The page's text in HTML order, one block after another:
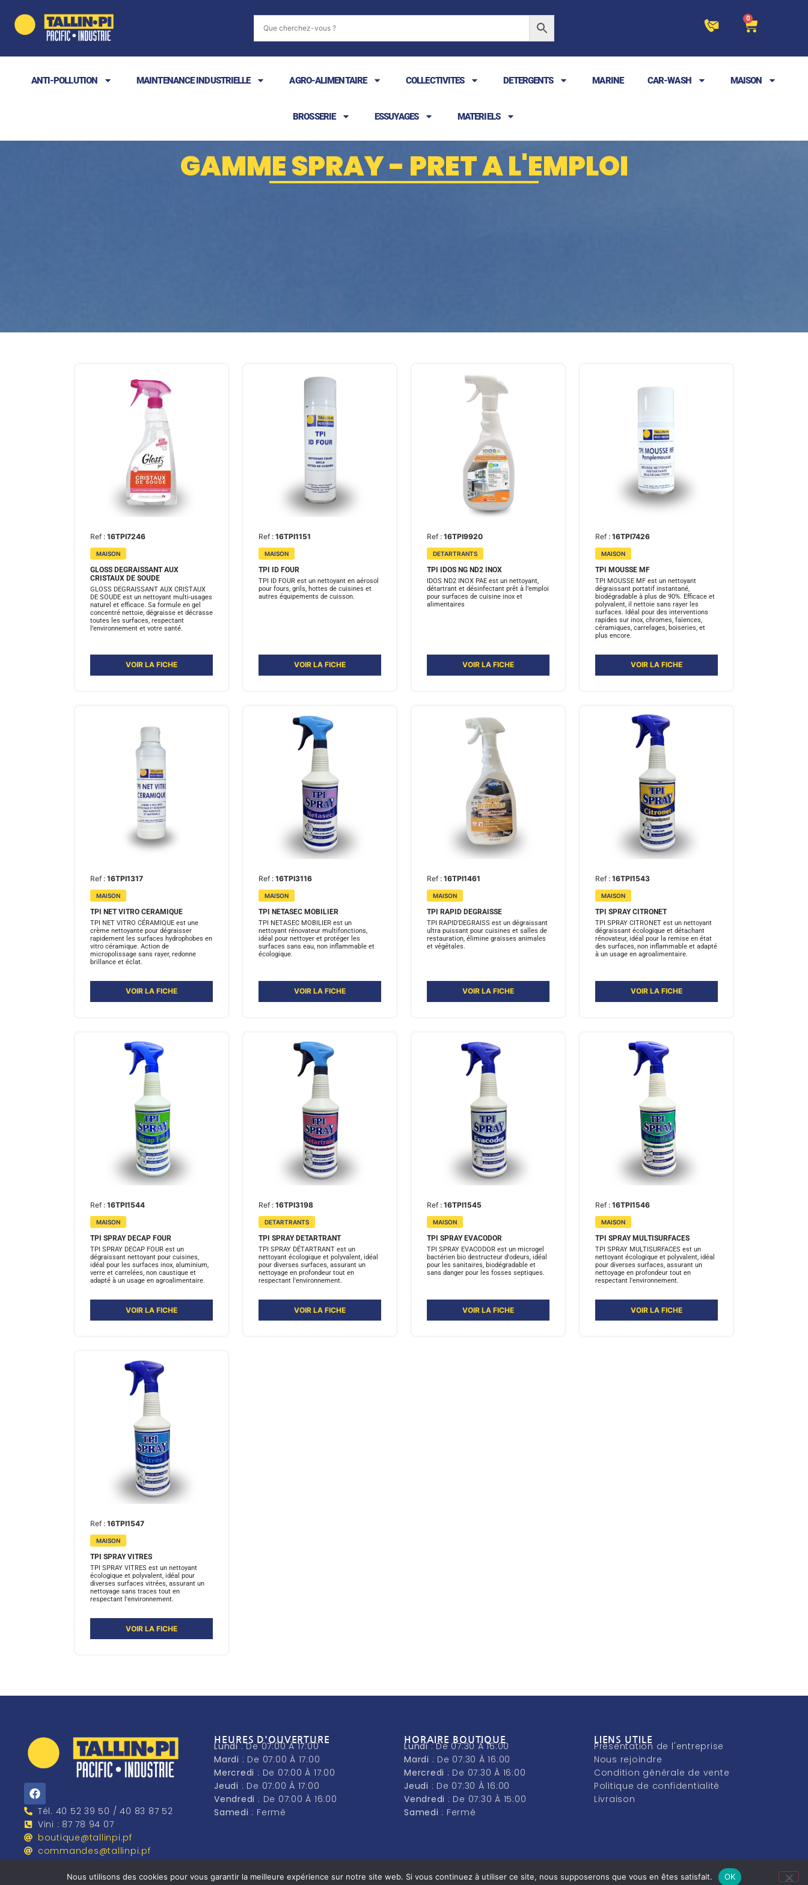
0
ANTI-POLLUTION MAINTENANCE INDUSTRIELLE AGRO-ALIMENTAIRE COLLECTIVITES DETERGENTS MARINE CAR-WASH MAISON
BROSSERIE ESSUYAGES MATERIELS
GAMME SPRAY - PRET A L'EMPLOI
Ref : 16TPI7246
MAISON
GLOSS DEGRAISSANT AUX
CRISTAUX DE SOUDE
GLOSS DEGRAISSANT AUX CRISTAUX
DE SOUDE est un nettoyant multi-usages
naturel et efficace. Sa formule en gel
concentré nettoie, dégraisse et décrasse
toutes les surfaces, respectant
l’environnement et votre santé.
VOIR LA FICHE
Ref : 16TPI1151
MAISON
TPI ID FOUR
TPI ID FOUR est un nettoyant en aérosol
pour fours, grils, hottes de cuisines et
autres équipements de cuisson.
VOIR LA FICHE
Ref : 16TPI9920
DETARTRANTS
TPI IDOS NG ND2 INOX
IDOS ND2 INOX PAE est un nettoyant,
détartrant et désinfectant prêt à l’emploi
pour surfaces de cuisine inox et
alimentaires
VOIR LA FICHE
Ref : 16TPI7426
MAISON
TPI MOUSSE MF
TPI MOUSSE MF est un nettoyant
dégraissant portatif instantané,
biodégradable à plus de 90%. Efficace et
polyvalent, il nettoie sans rayer les
surfaces. Idéal pour des interventions
rapides sur inox, chromes, faïences,
céramiques, carrelages, boiseries, et
plus encore.
VOIR LA FICHE
Ref : 16TPI1317
MAISON
TPI NET VITRO CERAMIQUE
TPI NET VITRO CÉRAMIQUE est une
crème nettoyante pour dégraisser
rapidement les surfaces hydrophobes en
vitro céramique. Action de
micropolissage sans rayer, redonne
brillance et éclat.
VOIR LA FICHE
Ref : 16TPI3116
MAISON
TPI NETASEC MOBILIER
TPI NETASEC MOBILIER est un
nettoyant rénovateur multifonctions,
idéal pour nettoyer et protéger les
surfaces sans eau, non inflammable et
écologique.
VOIR LA FICHE
Ref : 16TPI1461
MAISON
TPI RAPID DEGRAISSE
TPI RAPID'DEGRAISS est un dégraissant
ultra puissant pour cuisines et salles de
restauration, élimine graisses animales
et végétales.
VOIR LA FICHE
Ref : 16TPI1543
MAISON
TPI SPRAY CITRONET
TPI SPRAY CITRONET est un nettoyant
dégraissant écologique et détachant
rénovateur, idéal pour la remise en état
des surfaces, non inflammable et adapté
à un usage en agroalimentaire.
VOIR LA FICHE
Ref : 16TPI1544
MAISON
TPI SPRAY DECAP FOUR
TPI SPRAY DECAP FOUR est un
dégraissant nettoyant pour cuisines,
idéal pour les surfaces inox, aluminium,
verre et carrelées, non caustique et
adapté à un usage en agroalimentaire.
VOIR LA FICHE
Ref : 16TPI3198
DETARTRANTS
TPI SPRAY DETARTRANT
TPI SPRAY DÉTARTRANT est un
nettoyant écologique et polyvalent, idéal
pour diverses surfaces, assurant un
nettoyage en profondeur tout en
respectant l'environnement.
VOIR LA FICHE
Ref : 16TPI1545
MAISON
TPI SPRAY EVACODOR
TPI SPRAY EVACODOR est un microgel
bactérien bio destructeur d'odeurs, idéal
pour les sanitaires, biodégradable et
sans danger pour les fosses septiques.
VOIR LA FICHE
Ref : 16TPI1546
MAISON
TPI SPRAY MULTISURFACES
TPI SPRAY MULTISURFACES est un
nettoyant écologique et polyvalent, idéal
pour diverses surfaces, assurant un
nettoyage en profondeur tout en
respectant l'environnement.
VOIR LA FICHE
Ref : 16TPI1547
MAISON
TPI SPRAY VITRES
TPI SPRAY VITRES est un nettoyant
écologique et polyvalent, idéal pour
diverses surfaces vitrées, assurant un
nettoyage sans traces tout en
respectant l'environnement.
VOIR LA FICHE
Tél. 40 52 39 50 / 40 83 87 52
Vini : 87 78 94 07
boutique@tallinpi.pf
commandes@tallinpi.pf
HEURES D'OUVERTURE
Lundi: De 07:00 À 17:00
Mardi : De 07:00 À 17:00
Mercredi : De 07:00 À 17:00
Jeudi : De 07:00 À 17:00
Vendredi : De 07:00 À 16:00
Samedi : Fermé
HORAIRE BOUTIQUE
Lundi : De 07:30 À 16:00
Mardi : De 07:30 À 16:00
Mercredi : De 07:30 À 16:00
Jeudi : De 07:30 À 16:00
Vendredi : De 07:30 À 15:00
Samedi : Fermé
LIENS UTILE
Présentation de l'entreprise
Nous rejoindre
Condition générale de vente
Politique de confidentialité
Livraison
Nous utilisons des cookies pour vous garantir la meilleure expérience sur notre site web. Si vous continuez à utiliser ce site, nous supposerons que vous en êtes satisfait. OK